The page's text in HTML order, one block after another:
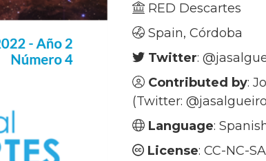
RED Descartes
Spain, Córdoba
Twitter:
Contributed by:
(Twitter: @jasalgueiro
Language:
License: CC-NC-SA